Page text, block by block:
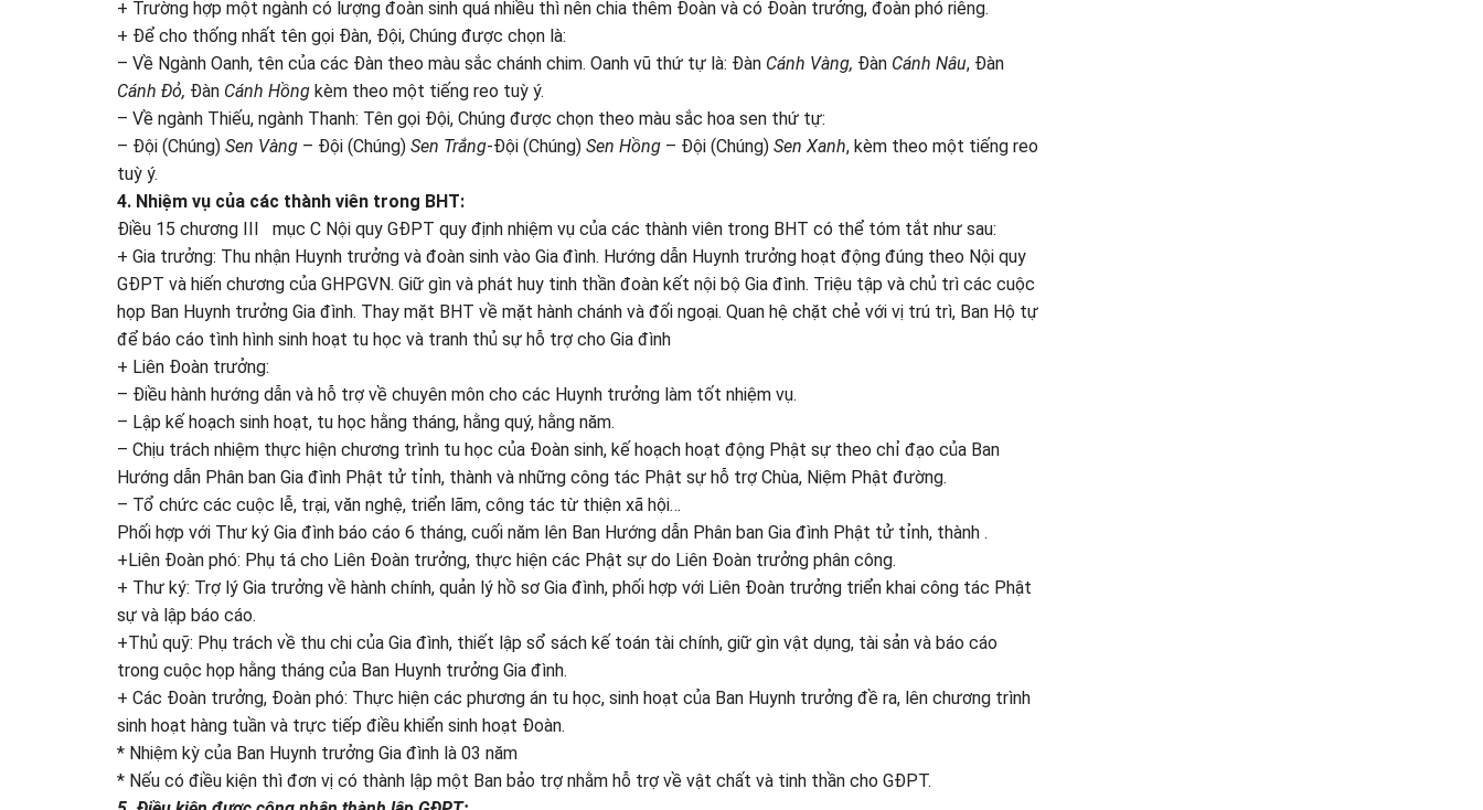
+ Trường hợp một ngành có lượng đoàn sinh quá nhiều thì nên chia thêm Đoàn và có Đoàn trưởng, đoàn phó riêng.
+ Để cho thống nhất tên gọi Đàn, Đội, Chúng được chọn là:
– Về Ngành Oanh, tên của các Đàn theo màu sắc chánh chim. Oanh vũ thứ tự là: Đàn Cánh Vàng, Đàn Cánh Nâu, Đàn
Cánh Đỏ, Đàn Cánh Hồng kèm theo một tiếng reo tuỳ ý.
– Về ngành Thiếu, ngành Thanh: Tên gọi Đội, Chúng được chọn theo màu sắc hoa sen thứ tự:
– Đội (Chúng) Sen Vàng – Đội (Chúng) Sen Trắng-Đội (Chúng) Sen Hồng – Đội (Chúng) Sen Xanh, kèm theo một tiếng reo
tuỳ ý.
4. Nhiệm vụ của các thành viên trong BHT:
Điều 15 chương III mục C Nội quy GĐPT quy định nhiệm vụ của các thành viên trong BHT có thể tóm tắt như sau:
+ Gia trưởng: Thu nhận Huynh trưởng và đoàn sinh vào Gia đình. Hướng dẫn Huynh trưởng hoạt động đúng theo Nội quy
GĐPT và hiến chương của GHPGVN. Giữ gìn và phát huy tinh thần đoàn kết nội bộ Gia đình. Triệu tập và chủ trì các cuộc
họp Ban Huynh trưởng Gia đình. Thay mặt BHT về mặt hành chánh và đối ngoại. Quan hệ chặt chẻ với vị trú trì, Ban Hộ tự
để báo cáo tình hình sinh hoạt tu học và tranh thủ sự hỗ trợ cho Gia đình
+ Liên Đoàn trưởng:
– Điều hành hướng dẫn và hỗ trợ về chuyên môn cho các Huynh trưởng làm tốt nhiệm vụ.
– Lập kế hoạch sinh hoạt, tu học hằng tháng, hằng quý, hằng năm.
– Chịu trách nhiệm thực hiện chương trình tu học của Đoàn sinh, kế hoạch hoạt động Phật sự theo chỉ đạo của Ban
Hướng dẫn Phân ban Gia đình Phật tử tỉnh, thành và những công tác Phật sự hỗ trợ Chùa, Niệm Phật đường.
– Tổ chức các cuộc lễ, trại, văn nghệ, triển lãm, công tác từ thiện xã hội…
Phối hợp với Thư ký Gia đình báo cáo 6 tháng, cuối năm lên Ban Hướng dẫn Phân ban Gia đình Phật tử tỉnh, thành .
+Liên Đoàn phó: Phụ tá cho Liên Đoàn trưởng, thực hiện các Phật sự do Liên Đoàn trưởng phân công.
+ Thư ký: Trợ lý Gia trưởng về hành chính, quản lý hồ sơ Gia đình, phối hợp với Liên Đoàn trưởng triển khai công tác Phật
sự và lập báo cáo.
+Thủ quỹ: Phụ trách về thu chi của Gia đình, thiết lập sổ sách kế toán tài chính, giữ gìn vật dụng, tài sản và báo cáo
trong cuộc họp hằng tháng của Ban Huynh trưởng Gia đình.
+ Các Đoàn trưởng, Đoàn phó: Thực hiện các phương án tu học, sinh hoạt của Ban Huynh trưởng đề ra, lên chương trình
sinh hoạt hàng tuần và trực tiếp điều khiển sinh hoạt Đoàn.
* Nhiệm kỳ của Ban Huynh trưởng Gia đình là 03 năm
* Nếu có điều kiện thì đơn vị có thành lập một Ban bảo trợ nhằm hỗ trợ về vật chất và tinh thần cho GĐPT.